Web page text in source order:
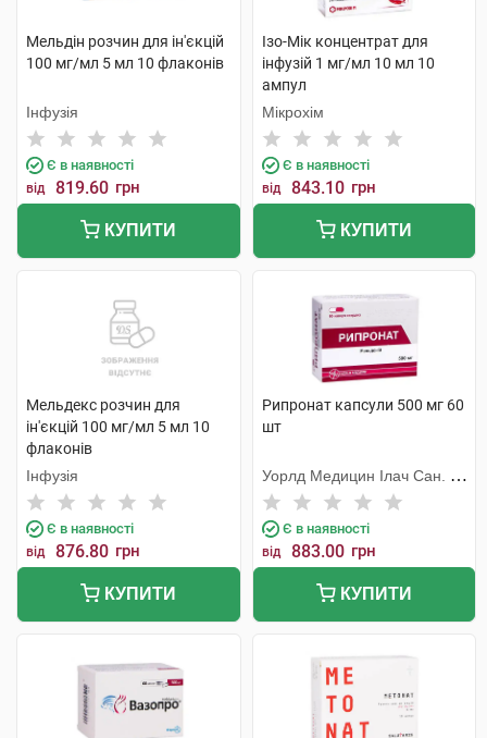
Мельдін розчин для ін'єкцій
100 мг/мл 5 мл 10 флаконів
Інфузія
Є в наявності
від 819.60 грн
КУПИТИ
Ізо-Мік концентрат для
інфузій 1 мг/мл 10 мл 10
ампул
Мікрохім
Є в наявності
від 843.10 грн
КУПИТИ
Мельдекс розчин для
ін'єкцій 100 мг/мл 5 мл 10
флаконів
Інфузія
Є в наявності
від 876.80 грн
КУПИТИ
Рипронат капсули 500 мг 60
шт
Уорлд Медицин Ілач Сан. Ве
Тідж
Є в наявності
від 883.00 грн
КУПИТИ